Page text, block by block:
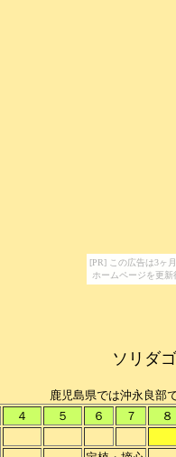
[PR] この広告は3ヶ
ホームページを更
ソリダ
鹿児島県では沖永良部
４ ５ ６ ７